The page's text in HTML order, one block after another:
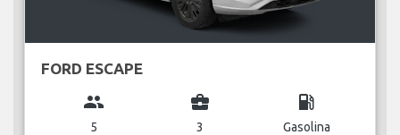
FORD ESCAPE
group
5
business_center
3
local_gas_station
Gasolina